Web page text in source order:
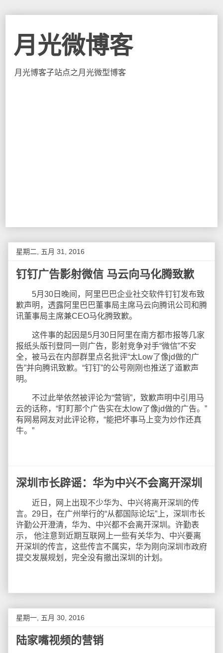
月光微博客
月光博客子站点之月光微型博客
星期二, 五月 31, 2016
钉钉广告影射微信 马云向马化腾致歉
5月30日晚间，阿里巴巴企业社交软件钉钉发布致
歉声明，透露阿里巴巴董事局主席马云向腾讯公司和腾
讯董事局主席兼CEO马化腾致歉。
这件事的起因是5月30日阿里在南方都市报等几家
报纸头版刊登同一则广告，影射竞争对手“微信”不安
全，被马云在内部群里点名批评“太Low了像jd做的广
告”并向腾讯致歉。“钉钉”的公号刚刚也推送了道歉声
明。
不过此举依然被评论为“营销”，致歉声明中引用马
云的话称，“盯盯那个广告实在太low了像jd做的广告。”
有网易网友对此评论称，“能把坏事马上变为炒作还真
牛。”
深圳市长辟谣：华为中兴不会离开深圳
近日，网上出现不少华为、中兴将离开深圳的传
言。29日，在广州举行的“从都国际论坛”上，深圳市长
许勤公开澄清，华为、中兴都不会离开深圳。许勤表
示， 他注意到近期互联网上一些有关华为、中兴要离
开深圳的传言，这些传言不属实，华为刚向深圳市政府
提交发展规划，完全没有撤出深圳的计划。
星期一, 五月 30, 2016
陆家嘴视频的营销